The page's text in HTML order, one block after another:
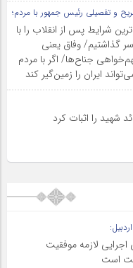
و تفصیلی رئیس جمهور با مردم؛
شرایط پس از انقلاب را با
گذاشتیم/ وفاق یعنی
جناح‌ها/ اگر با مردم
ایران را زمین‌گیر کند
شهید را اثبات کرد
لازمه موفقیت
است